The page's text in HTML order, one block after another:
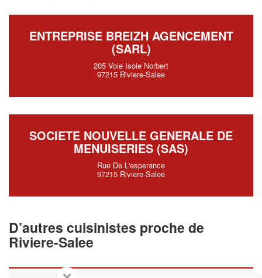
ENTREPRISE BREIZH AGENCEMENT
(SARL)
205 Voie Isole Norbert
97215 Riviere-Salee
SOCIETE NOUVELLE GENERALE DE
MENUISERIES (SAS)
Rue De L'esperance
97215 Riviere-Salee
D’autres cuisinistes proche de
Riviere-Salee